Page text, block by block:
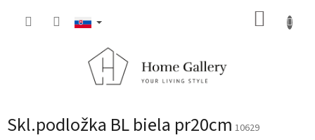
Skl.podložka BL biela pr20cm 10629